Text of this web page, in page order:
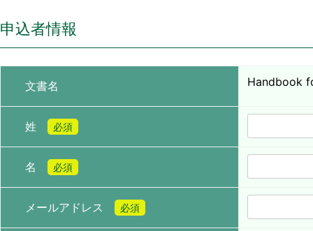
申込者情報
文書名 Handbook
姓 必須
名 必須
メールアドレス 必須